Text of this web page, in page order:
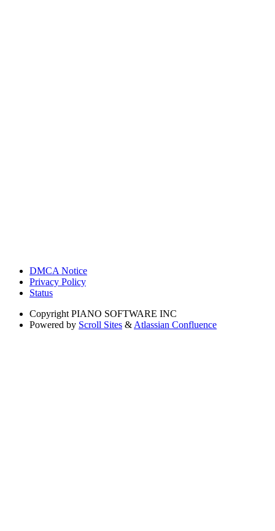
DMCA Notice
Privacy Policy
Status
Copyright PIANO SOFTWARE INC
Powered by Scroll Sites & Atlassian Confluence